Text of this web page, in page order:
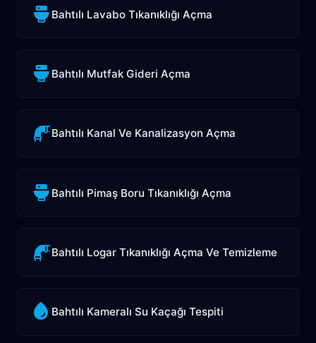
Bahtılı Lavabo Tıkanıklığı Açma
Bahtılı Mutfak Gideri Açma
Bahtılı Kanal Ve Kanalizasyon Açma
Bahtılı Pimaş Boru Tıkanıklığı Açma
Bahtılı Logar Tıkanıklığı Açma Ve Temizleme
Bahtılı Kameralı Su Kaçağı Tespiti